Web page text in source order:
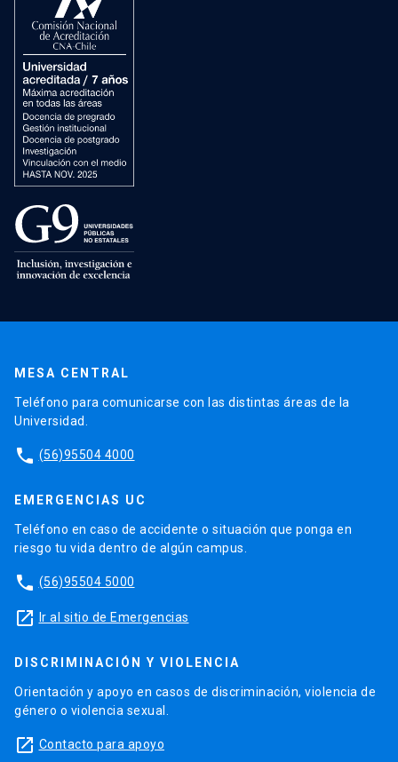
MESA CENTRAL
Teléfono para comunicarse con las distintas áreas de la
Universidad.
phone (56)95504 4000
EMERGENCIAS UC
Teléfono en caso de accidente o situación que ponga en
riesgo tu vida dentro de algún campus.
phone (56)95504 5000
launch Ir al sitio de Emergencias
DISCRIMINACIÓN Y VIOLENCIA
Orientación y apoyo en casos de discriminación, violencia de
género o violencia sexual.
launch Contacto para apoyo